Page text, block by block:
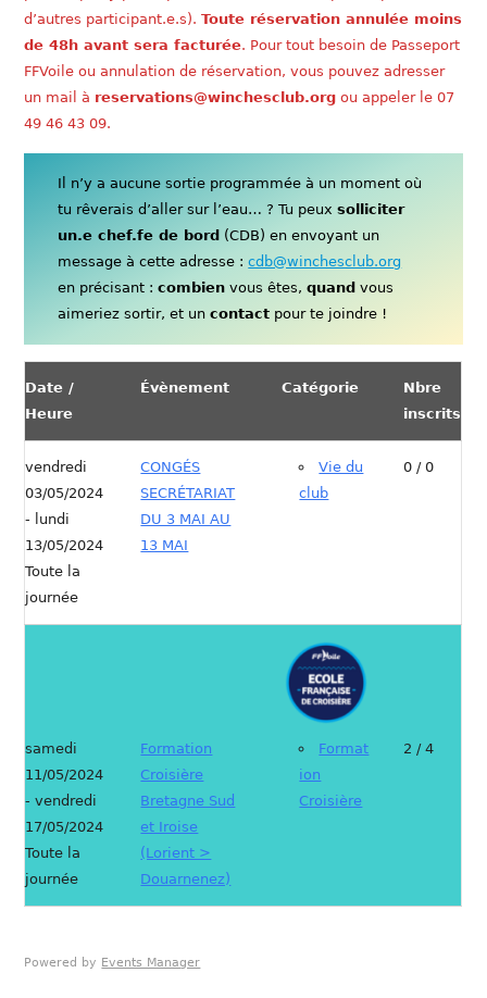
d’autres participant.e.s).Toute réservation annulée moins
de 48h avant sera facturée. Pour tout besoin de Passeport
FFVoile ou annulation de réservation, vous pouvez adresser
un mail à reservations@winchesclub.org ou appeler le 07
49 46 43 09.
Il n’y a aucune sortie programmée à un moment où
tu rêverais d’aller sur l’eau… ? Tu peuxsolliciter
un.e chef.fe de bord (CDB) en envoyant un
message à cette adresse :cdb@winchesclub.org
en précisant :combien vous êtes,quand vous
aimeriez sortir, et uncontact pour te joindre !
Date /
Heure
Évènement Catégorie
Nbre
inscrits
vendredi
03/05/2024
- lundi
13/05/2024
Toute la
journée
CONGÉS
SECRÉTARIAT
DU 3 MAI AU
13 MAI
Vie du
club
0 / 0
samedi
11/05/2024
- vendredi
17/05/2024
Toute la
journée
Formation
Croisière
Bretagne Sud
et Iroise
(Lorient >
Douarnenez)
Format
ion
Croisière
2 / 4
Powered by Events Manager